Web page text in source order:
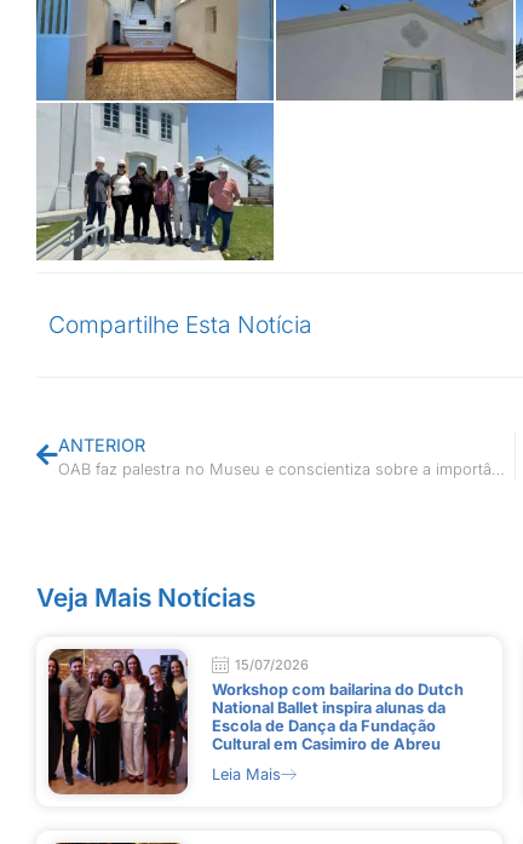
Compartilhe Esta Notícia
ANTERIOR
OAB faz palestra no Museu e conscientiza sobre a importância de refletir sobre a escravidão e suas repercussões na sociedade
Veja Mais Notícias
15/07/2026
Workshop com bailarina do Dutch
National Ballet inspira alunas da
Escola de Dança da Fundação
Cultural em Casimiro de Abreu
Leia Mais